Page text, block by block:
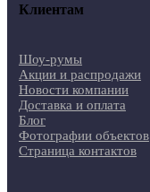
Клиентам
Шоу-румы
Акции и распродажи
Новости компании
Доставка и оплата
Блог
Фотографии объектов
Страница контактов